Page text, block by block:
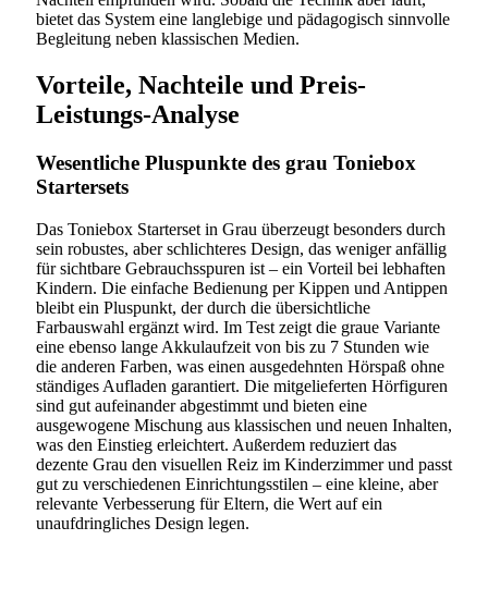
bietet das System eine langlebige und pädagogisch sinnvolle
Begleitung neben klassischen Medien.
Vorteile, Nachteile und Preis-
Leistungs-Analyse
Wesentliche Pluspunkte des grau Toniebox
Startersets
Das Toniebox Starterset in Grau überzeugt besonders durch
sein robustes, aber schlichteres Design, das weniger anfällig
für sichtbare Gebrauchsspuren ist – ein Vorteil bei lebhaften
Kindern. Die einfache Bedienung per Kippen und Antippen
bleibt ein Pluspunkt, der durch die übersichtliche
Farbauswahl ergänzt wird. Im Test zeigt die graue Variante
eine ebenso lange Akkulaufzeit von bis zu 7 Stunden wie
die anderen Farben, was einen ausgedehnten Hörspaß ohne
ständiges Aufladen garantiert. Die mitgelieferten Hörfiguren
sind gut aufeinander abgestimmt und bieten eine
ausgewogene Mischung aus klassischen und neuen Inhalten,
was den Einstieg erleichtert. Außerdem reduziert das
dezente Grau den visuellen Reiz im Kinderzimmer und passt
gut zu verschiedenen Einrichtungsstilen – eine kleine, aber
relevante Verbesserung für Eltern, die Wert auf ein
unaufdringliches Design legen.